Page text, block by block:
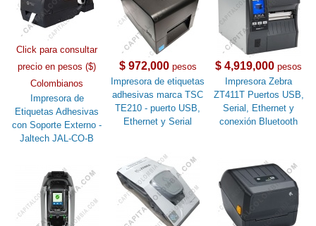
Click para consultar
precio en pesos ($)
Colombianos
Impresora de
Etiquetas Adhesivas
con Soporte Externo -
Jaltech JAL-CO-B
$ 972,000pesos
Impresora de etiquetas
adhesivas marca TSC
TE210 - puerto USB,
Ethernet y Serial
$ 4,919,000 pesos
Impresora Zebra
ZT411T Puertos USB,
Serial, Ethernet y
conexión Bluetooth